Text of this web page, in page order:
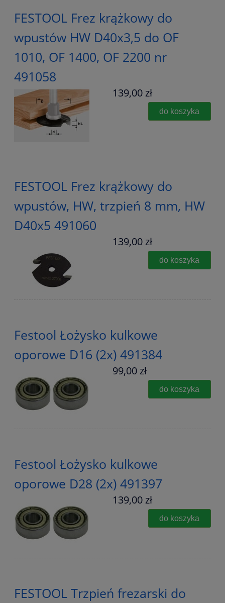
FESTOOL Frez krążkowy do
wpustów HW D40x3,5 do OF
1010, OF 1400, OF 2200 nr
491058
139,00 zł
do koszyka
FESTOOL Frez krążkowy do
wpustów, HW, trzpień 8 mm, HW
D40x5 491060
139,00 zł
do koszyka
Festool Łożysko kulkowe
oporowe D16 (2x) 491384
99,00 zł
do koszyka
Festool Łożysko kulkowe
oporowe D28 (2x) 491397
139,00 zł
do koszyka
FESTOOL Trzpień frezarski do